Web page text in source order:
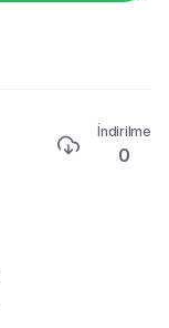
İndirilme
0